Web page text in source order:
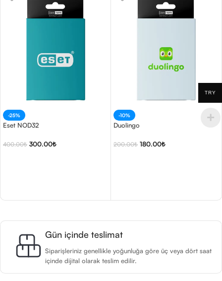
-25%
Eset NOD32
400.00₺ 300.00₺
-10%
Duolingo
200.00₺ 180.00₺
Gün içinde teslimat
Siparişleriniz genellikle yoğunluğa göre üç veya dört saat
içinde dijital olarak teslim edilir.
TRY